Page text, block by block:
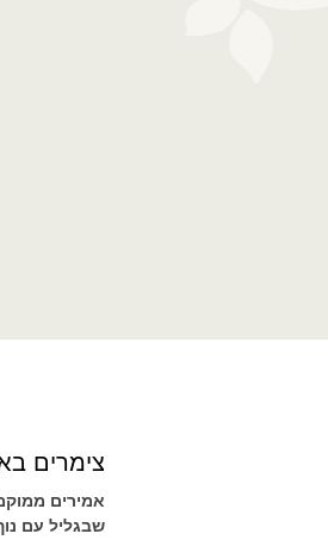
צימרים
אמירים
שבגליל עם